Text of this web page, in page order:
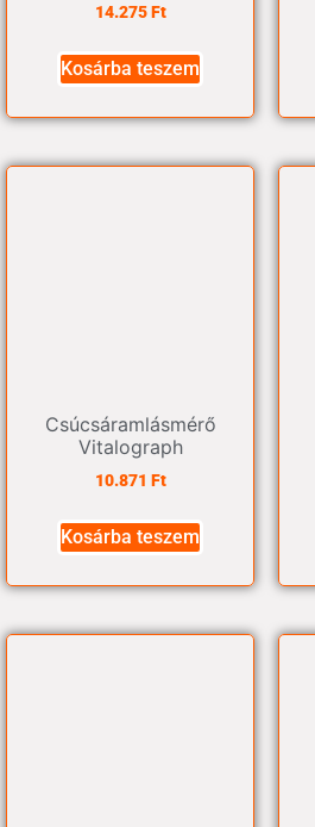
14.275Ft
Kosárba teszem
Csúcsáramlásmérő
Vitalograph
10.871 Ft
Kosárba teszem